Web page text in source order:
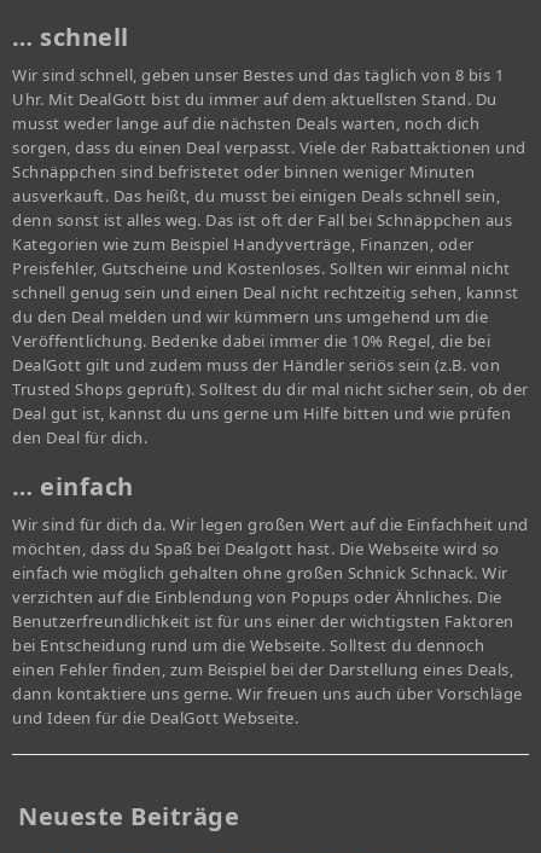
… schnell
Wir sind schnell, geben unser Bestes und das täglich von 8 bis 1
Uhr. Mit DealGott bist du immer auf dem aktuellsten Stand. Du
musst weder lange auf die nächsten Deals warten, noch dich
sorgen, dass du einen Deal verpasst. Viele der Rabattaktionen und
Schnäppchen sind befristetet oder binnen weniger Minuten
ausverkauft. Das heißt, du musst bei einigen Deals schnell sein,
denn sonst ist alles weg. Das ist oft der Fall bei Schnäppchen aus
Kategorien wie zum Beispiel Handyverträge, Finanzen, oder
Preisfehler, Gutscheine und Kostenloses. Sollten wir einmal nicht
schnell genug sein und einen Deal nicht rechtzeitig sehen, kannst
du den Deal melden und wir kümmern uns umgehend um die
Veröffentlichung. Bedenke dabei immer die 10% Regel, die bei
DealGott gilt und zudem muss der Händler seriös sein (z.B. von
Trusted Shops geprüft). Solltest du dir mal nicht sicher sein, ob der
Deal gut ist, kannst du uns gerne um Hilfe bitten und wie prüfen
den Deal für dich.
… einfach
Wir sind für dich da. Wir legen großen Wert auf die Einfachheit und
möchten, dass du Spaß bei Dealgott hast. Die Webseite wird so
einfach wie möglich gehalten ohne großen Schnick Schnack. Wir
verzichten auf die Einblendung von Popups oder Ähnliches. Die
Benutzerfreundlichkeit ist für uns einer der wichtigsten Faktoren
bei Entscheidung rund um die Webseite. Solltest du dennoch
einen Fehler finden, zum Beispiel bei der Darstellung eines Deals,
dann kontaktiere uns gerne. Wir freuen uns auch über Vorschläge
und Ideen für die DealGott Webseite.
Neueste Beiträge